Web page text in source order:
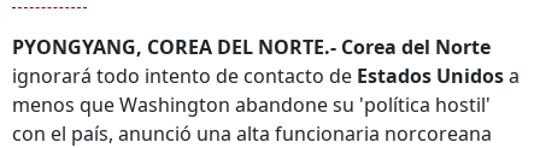
PYONGYANG, COREA DEL NORTE.- Corea del Norte
ignorará todo intento de contacto de Estados Unidosa
menos que Washington abandone su 'política hostil'
con el país, anunció una alta funcionaria norcoreana